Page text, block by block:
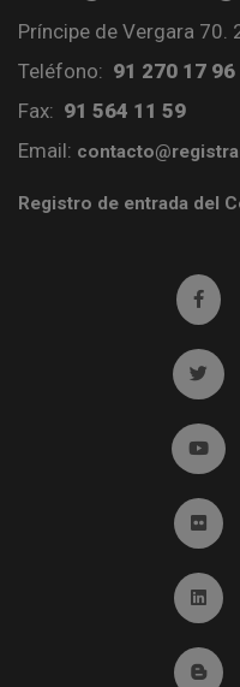
Príncipe de Vergara 70.
Teléfono: 91 270 17 96
Fax: 91 564 11 59
Email:
Registro de entrada del
Ir a
Ir
Ir a
Ir a
Ir a
Ir al